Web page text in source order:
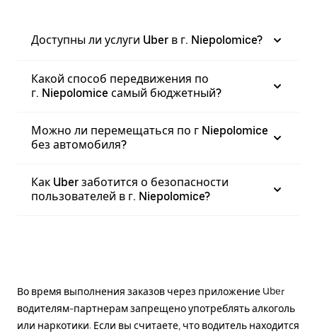
Доступны ли услуги Uber в г. Niepolomice?
Какой способ передвижения по
г. Niepolomice самый бюджетный?
Можно ли перемещаться по г Niepolomice
без автомобиля?
Как Uber заботится о безопасности
пользователей в г. Niepolomice?
Во время выполнения заказов через приложение Uber
водителям-партнерам запрещено употреблять алкоголь
или наркотики. Если вы считаете, что водитель находится